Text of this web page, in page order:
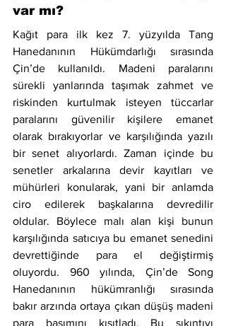
var mı?
Kağıt para ilk kez 7. yüzyılda Tang
Hanedanının Hükümdarlığı sırasında
Çin’de kullanıldı. Madeni paralarını
sürekli yanlarında taşımak zahmet ve
riskinden kurtulmak isteyen tüccarlar
paralarını güvenilir kişilere emanet
olarak bırakıyorlar ve karşılığında yazılı
bir senet alıyorlardı. Zaman içinde bu
senetler arkalarına devir kayıtları ve
mühürleri konularak, yani bir anlamda
ciro edilerek başkalarına devredilir
oldular. Böylece malı alan kişi bunun
karşılığında satıcıya bu emanet senedini
devrettiğinde para el değiştirmiş
oluyordu. 960 yılında, Çin’de Song
Hanedanının hükümranlığı sırasında
bakır arzında ortaya çıkan düşüş madeni
para basımını kısıtladı. Bu sıkıntıyı